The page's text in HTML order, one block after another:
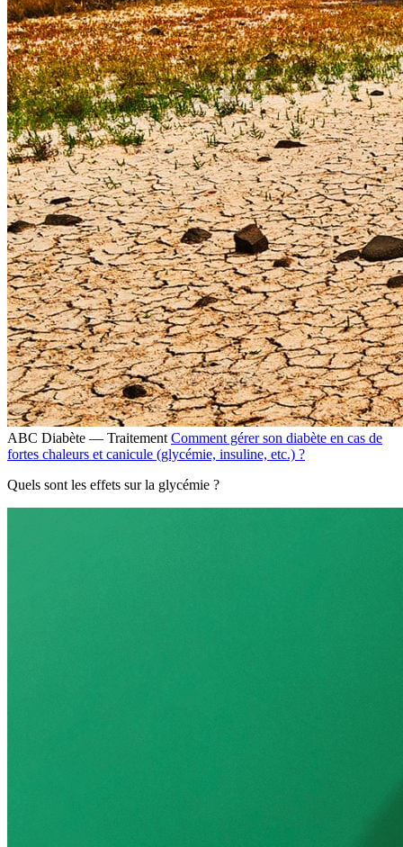
ABC Diabète — Traitement Comment gérer son diabète en cas de
fortes chaleurs et canicule (glycémie, insuline, etc.) ?
Quels sont les effets sur la glycémie ?